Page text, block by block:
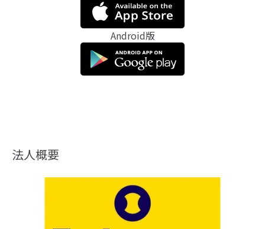
Android版
法人概要